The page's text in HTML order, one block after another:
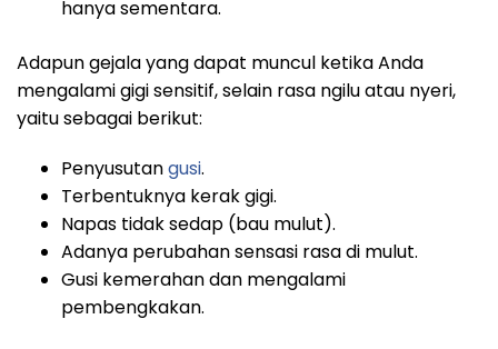
hanya sementara.
Adapun gejala yang dapat muncul ketika Anda
mengalami gigi sensitif, selain rasa ngilu atau nyeri,
yaitu sebagai berikut:
Penyusutangusi.
Terbentuknya kerak gigi.
Napas tidak sedap (bau mulut).
Adanya perubahan sensasi rasa di mulut.
Gusi kemerahan dan mengalami
pembengkakan.